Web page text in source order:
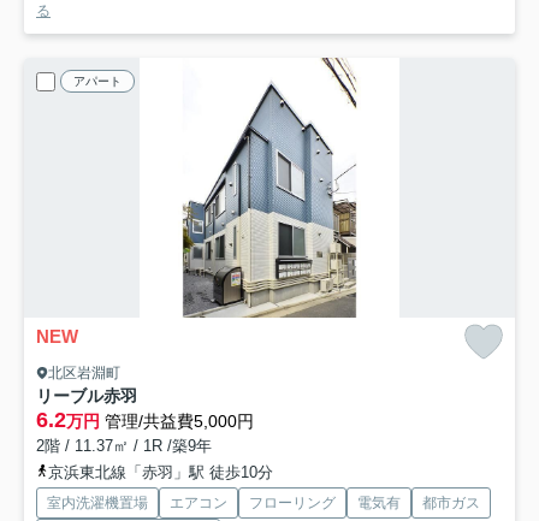
る
アパート
NEW
北区岩淵町
リーブル赤羽
6.2万円 管理/共益費5,000円
2階 / 11.37㎡ / 1R /築9年
京浜東北線「赤羽」駅 徒歩10分
室内洗濯機置場 エアコン フローリング 電気有
都市ガス